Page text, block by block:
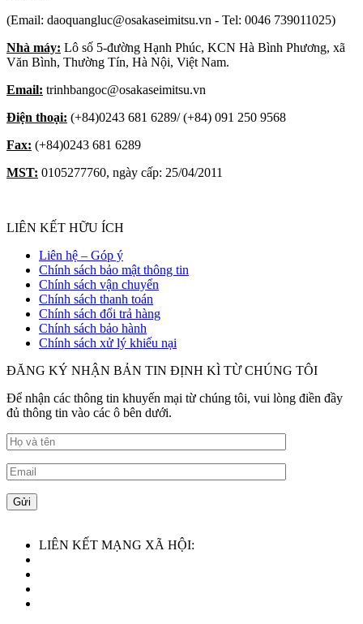
(Email: daoquangluc@osakaseimitsu.vn - Tel: 0046 739011025)
Nhà máy: Lô số 5-đường Hạnh Phúc, KCN Hà Bình Phương, xã
Văn Bình, Thường Tín, Hà Nội, Việt Nam.
Email: trinhbangoc@osakaseimitsu.vn
Điện thoại: (+84)0243 681 6289/ (+84) 091 250 9568
Fax: (+84)0243 681 6289
MST: 0105277760, ngày cấp: 25/04/2011
LIÊN KẾT HỮU ÍCH
Liên hệ – Góp ý
Chính sách bảo mật thông tin
Chính sách vận chuyển
Chính sách thanh toán
Chính sách đổi trả hàng
Chính sách bảo hành
Chính sách xử lý khiếu nại
ĐĂNG KÝ NHẬN BẢN TIN ĐỊNH KÌ TỪ CHÚNG TÔI
Để nhận các thông tin khuyến mại từ chúng tôi, vui lòng điền đầy
đủ thông tin vào các ô bên dưới.
LIÊN KẾT MẠNG XÃ HỘI: